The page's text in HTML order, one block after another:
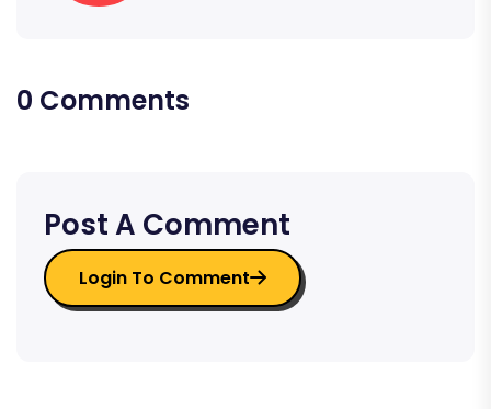
0 Comments
Post A Comment
Login To Comment